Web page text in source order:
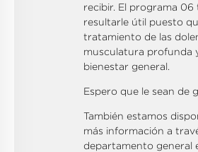
recibir. El programa 06
resultarle útil puesto
tratamiento de las
musculatura profunda
bienestar general.
Espero que le sean de
También estamos
más información a
departamento general